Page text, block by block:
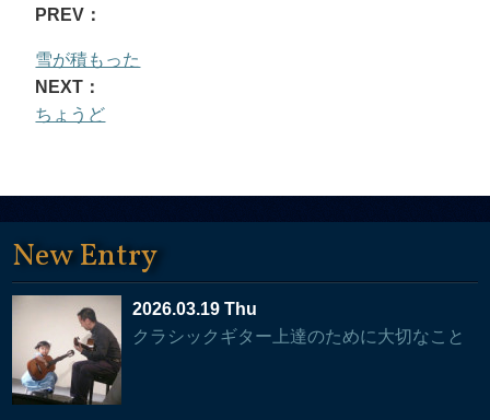
PREV：
雪が積もった
NEXT：
ちょうど
New Entry
2026.03.19 Thu
クラシックギター上達のために大切なこと